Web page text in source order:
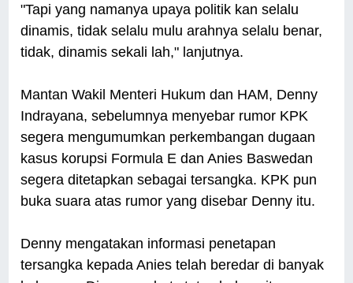
"Tapi yang namanya upaya politik kan selalu
dinamis, tidak selalu mulu arahnya selalu benar,
tidak, dinamis sekali lah," lanjutnya.
Mantan Wakil Menteri Hukum dan HAM, Denny
Indrayana, sebelumnya menyebar rumor KPK
segera mengumumkan perkembangan dugaan
kasus korupsi Formula E dan Anies Baswedan
segera ditetapkan sebagai tersangka. KPK pun
buka suara atas rumor yang disebar Denny itu.
Denny mengatakan informasi penetapan
tersangka kepada Anies telah beredar di banyak